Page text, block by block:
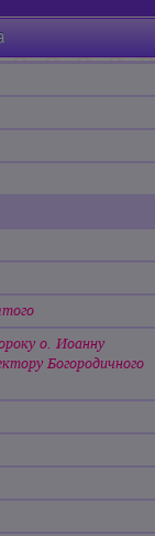
о. Иоанну
Богородичного